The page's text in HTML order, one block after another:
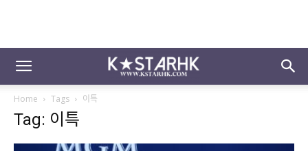
Home Tags 이특
Tag: 이특